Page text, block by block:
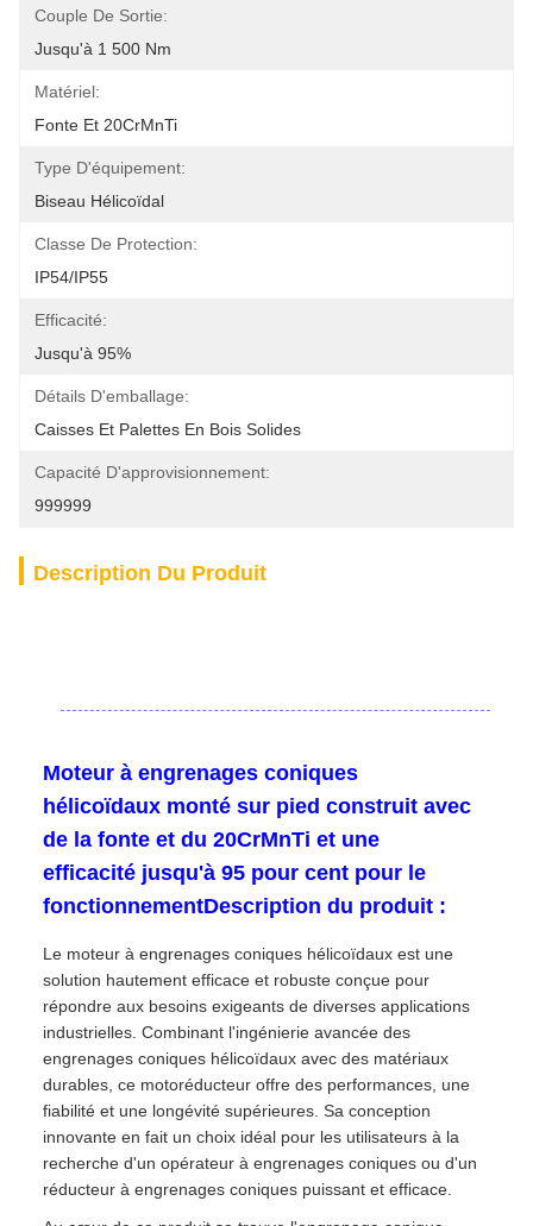
Couple De Sortie:
Jusqu'à 1 500 Nm
Matériel:
Fonte Et 20CrMnTi
Type D'équipement:
Biseau Hélicoïdal
Classe De Protection:
IP54/IP55
Efficacité:
Jusqu'à 95%
Détails D'emballage:
Caisses Et Palettes En Bois Solides
Capacité D'approvisionnement:
999999
Description Du Produit
Moteur à engrenages coniques
hélicoïdaux monté sur pied construit avec
de la fonte et du 20CrMnTi et une
efficacité jusqu'à 95 pour cent pour le
fonctionnementDescription du produit :
Le moteur à engrenages coniques hélicoïdaux est une
solution hautement efficace et robuste conçue pour
répondre aux besoins exigeants de diverses applications
industrielles. Combinant l'ingénierie avancée des
engrenages coniques hélicoïdaux avec des matériaux
durables, ce motoréducteur offre des performances, une
fiabilité et une longévité supérieures. Sa conception
innovante en fait un choix idéal pour les utilisateurs à la
recherche d'un opérateur à engrenages coniques ou d'un
réducteur à engrenages coniques puissant et efficace.